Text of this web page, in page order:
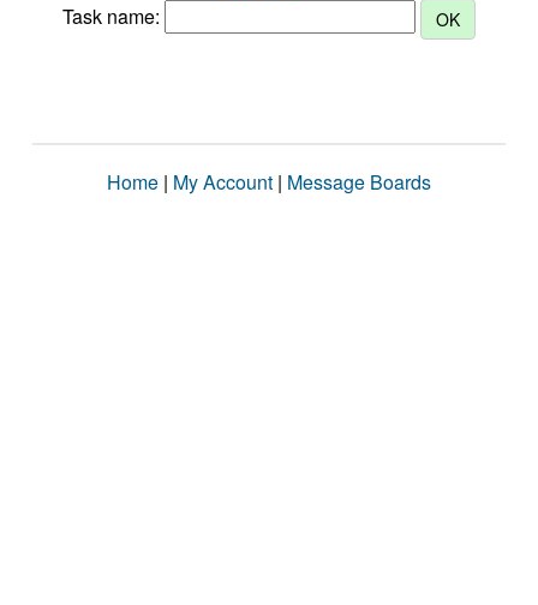
Task name:
Home | My Account | Message Boards